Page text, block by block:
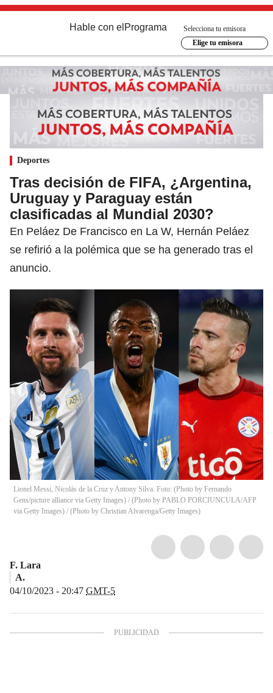
Hable con el Programa
Selecciona tu emisora
Elige tu emisora
Deportes
Tras decisión de FIFA, ¿Argentina,
Uruguay y Paraguay están
clasificadas al Mundial 2030?
En Peláez De Francisco en La W, Hernán Peláez
se refirió a la polémica que se ha generado tras el
anuncio.
Lionel Messi, Nicolás de la Cruz y Antony Silva. Foto: (Photo by Fernando
Gens/picture alliance via Getty Images) / (Photo by PABLO PORCIUNCULA/AFP
via Getty Images) / (Photo by Christian Alvarenga/Getty Images)
F. Lara
A.
04/10/2023 - 20:47 GMT-5